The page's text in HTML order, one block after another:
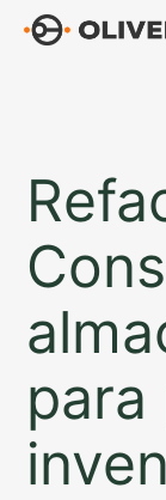
Saltar